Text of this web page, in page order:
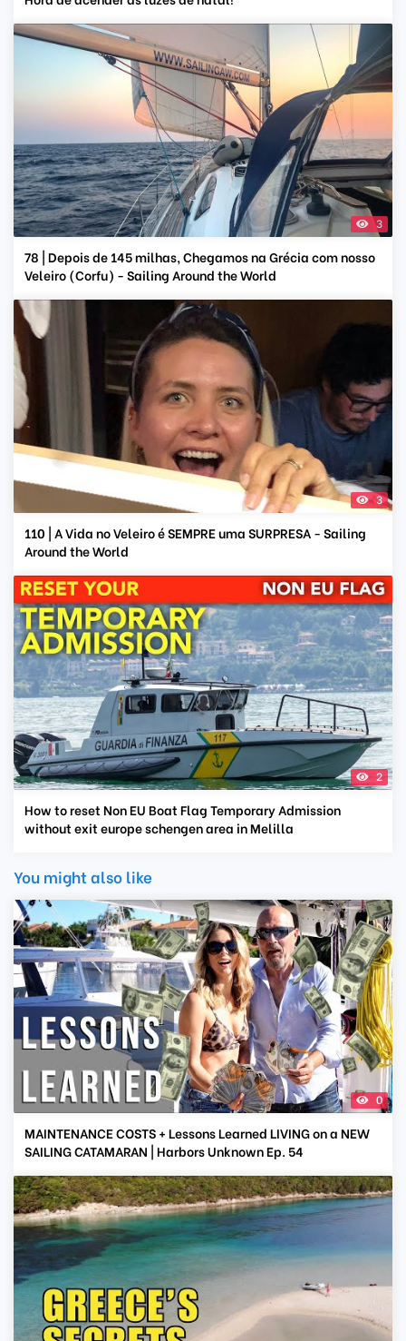
3
78 | Depois de 145 milhas, Chegamos na Grécia com nosso
Veleiro (Corfu) - Sailing Around the World
3
110 | A Vida no Veleiro é SEMPRE uma SURPRESA - Sailing
Around the World
2
How to reset Non EU Boat Flag Temporary Admission
without exit europe schengen area in Melilla
You might also like
0
MAINTENANCE COSTS + Lessons Learned LIVING on a NEW
SAILING CATAMARAN | Harbors Unknown Ep. 54